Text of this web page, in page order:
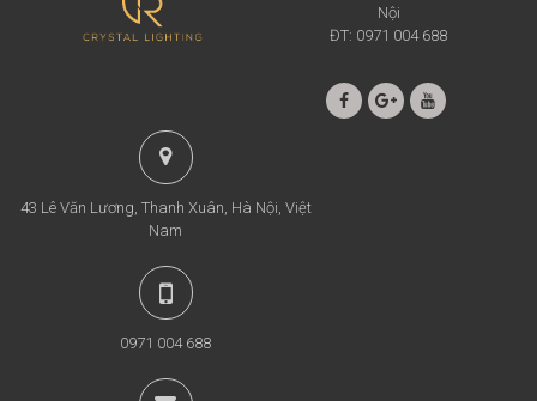
Nội
ĐT: 0971 004 688
43 Lê Văn Lương, Thanh Xuân, Hà Nội, Việt
Nam
0971 004 688